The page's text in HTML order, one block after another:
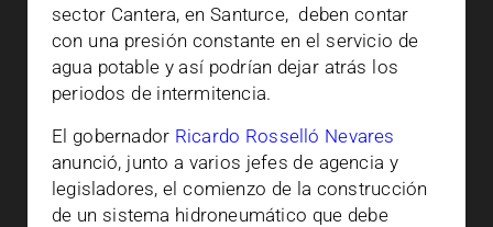
sector Cantera, en Santurce, deben contar
con una presión constante en el servicio de
agua potable y así podrían dejar atrás los
periodos de intermitencia.
El gobernador Ricardo Rosselló Nevares
anunció, junto a varios jefes de agencia y
legisladores, el comienzo de la construcción
de un sistema hidroneumático que debe